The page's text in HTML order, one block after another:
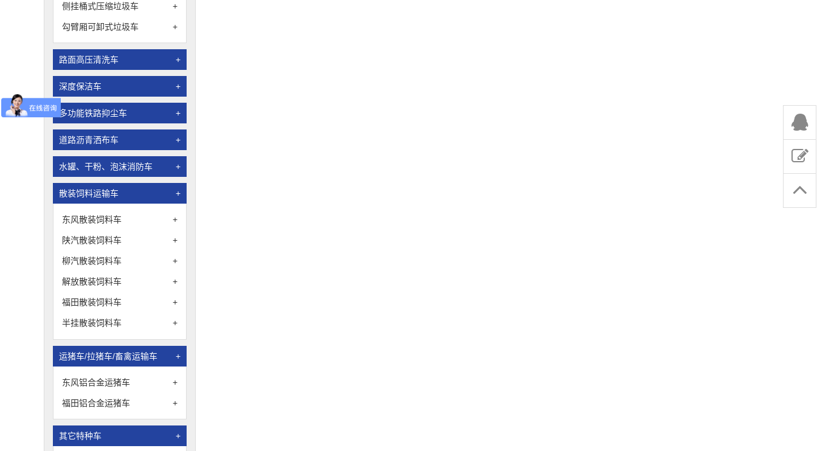
侧挂桶式压缩垃圾车 +
勾臂厢可卸式垃圾车 +
路面高压清洗车 +
深度保洁车 +
多功能铁路抑尘车 +
道路沥青洒布车 +
水罐、干粉、泡沫消防车 +
散装饲料运输车 +
东风散装饲料车 +
陕汽散装饲料车 +
柳汽散装饲料车 +
解放散装饲料车 +
福田散装饲料车 +
半挂散装饲料车 +
运猪车/拉猪车/畜禽运输车 +
东风铝合金运猪车 +
福田铝合金运猪车 +
其它特种车 +